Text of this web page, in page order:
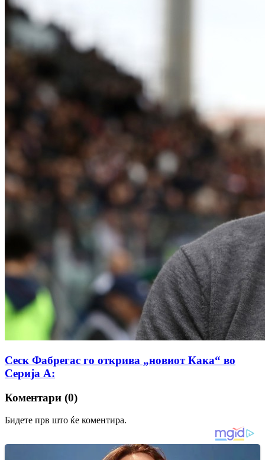
Сеск Фабрегас го открива „новиот Кака“ во
Серија А:
Коментари (0)
Бидете прв што ќе коментира.